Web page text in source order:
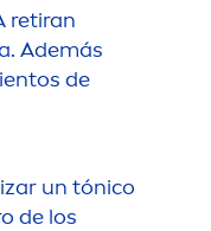
retiran
Además
de
un tónico
de los